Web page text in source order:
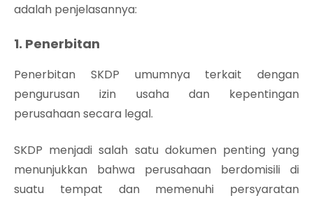
adalah penjelasannya:
1. Penerbitan
Penerbitan SKDP umumnya terkait dengan
pengurusan izin usaha dan kepentingan
perusahaan secara legal.
SKDP menjadi salah satu dokumen penting yang
menunjukkan bahwa perusahaan berdomisili di
suatu tempat dan memenuhi persyaratan